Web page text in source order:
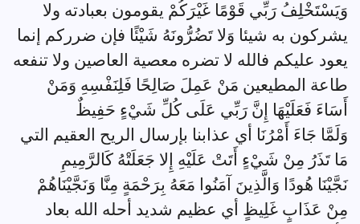
وَيَسْتَخْلِفُ رَبِّي قَوْمًا غَيْرَكُمْ يقومون بعبادته ولا
يشركون به شيئا وَلا تَضُرُّونَهُ شَيْئًا فإن ضرركم إنما
يعود عليكم فالله لا تضره معصية العاصين ولا تنفعه
طاعة المطيعين مَنْ عَمِلَ صَالِحًا فَلِنَفْسِهِ وَمَنْ
أَسَاءَ فَعَلَيْهَا إِنَّ رَبِّي عَلَى كُلِّ شَيْءٍ حَفِيظٌ
وَلَمَّا جَاءَ أَمْرُنَا أي عذابنا بإرسال الريح العقيم التي
مَا تَذَرُ مِنْ شَيْءٍ أَتَتْ عَلَيْهِ إِلا جَعَلَتْهُ كَالرَّمِيمِ
نَجَّيْنَا هُودًا وَالَّذِينَ آمَنُوا مَعَهُ بِرَحْمَةٍ مِنَّا وَنَجَّيْنَاهُمْ
مِنْ عَذَابٍ غَلِيظٍ أي عظيم شديد أحله الله بعاد